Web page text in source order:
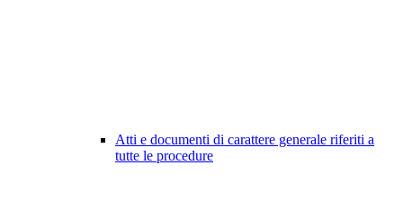
Atti e documenti di carattere generale riferiti a
tutte le procedure